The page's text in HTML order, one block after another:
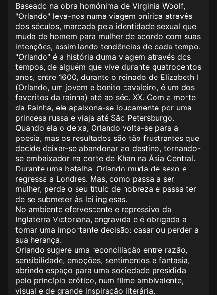
Baseado na obra homónima de Virginia Woolf,
"Orlando" leva-nos numa viagem onírica através
dos séculos, marcada pela identidade sexual que
muda de homem para mulher de acordo com suas
intenções, assimilando tendências de cada tempo.
"Orlando" é a história duma viagem através dos
tempos, de alguém que vive durante quatrocentos
anos, entre 1600, durante o reinado de Elizabeth I
(Orlando, um jovem e bonito cavaleiro, é um dos
favoritos da rainha) até ao séc. XX. Com a morte
da Rainha, ele apaixona-se loucamente por uma
princesa russa e viaja até São Petersburgo.
Quando ela o deixa, Orlando volta-se para a
poesia, mas os resultados são tão frustrantes que
decide deixar-se abandonar ao destino, tornando-
se embaixador na corte de Khan na Ásia Central.
Durante uma batalha, Orlando muda de sexo e
regressa a Londres. Mas, como passa a ser
mulher, perde o seu título de nobreza e passa ter
de se submeter às lei inglesas.
No ambiente efervescente e repressivo da
Inglaterra Victoriana, engravida e é obrigada a
tomar uma importante decisão: casar ou perder a
sua herança.
Orlando sugere uma reconciliação entre razão,
sensibilidade, emoções, sentimentos e fantasia,
abrindo espaço para uma sociedade presidida
pelo princípio erótico, num filme ambivalente,
visual e de grande inspiração literária.